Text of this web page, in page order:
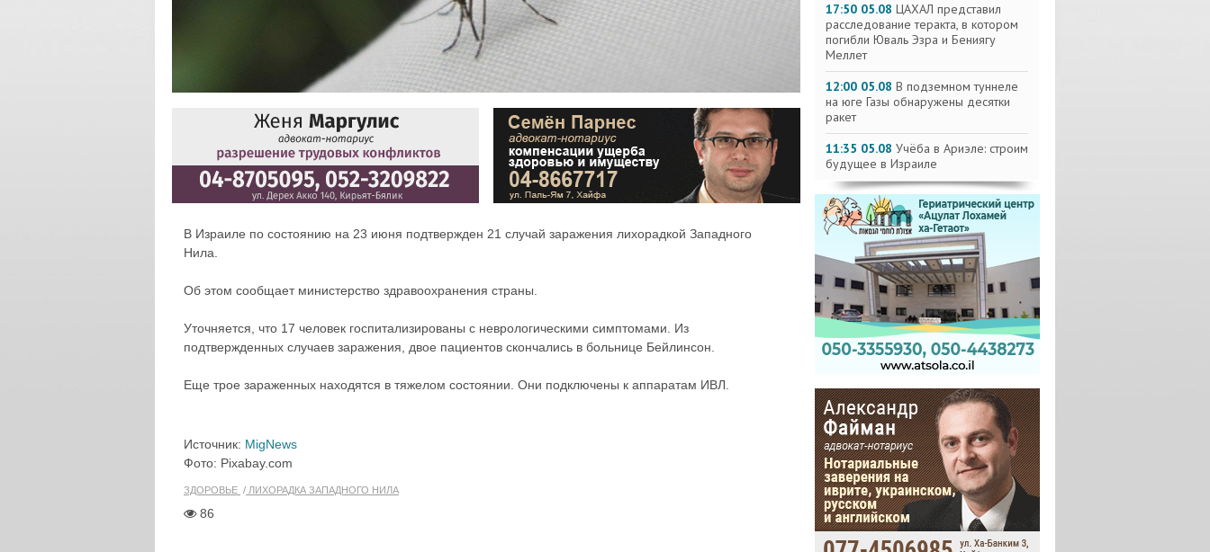
В Израиле по состоянию на 23 июня подтвержден 21 случай заражения лихорадкой Западного
Нила.
Об этом сообщает министерство здравоохранения страны.
Уточняется, что 17 человек госпитализированы с неврологическими симптомами. Из
подтвержденных случаев заражения, двое пациентов скончались в больнице Бейлинсон.
Еще трое зараженных находятся в тяжелом состоянии. Они подключены к аппаратам ИВЛ.
Источник: MigNews
Фото: Pixabay.com
ЗДОРОВЬЕ ЛИХОРАДКА ЗАПАДНОГО НИЛА
86
17:50 05.08 ЦАХАЛ представил
расследование теракта, в котором
погибли Юваль Эзра и Бениягу
Меллет
12:00 05.08 В подземном туннеле
на юге Газы обнаружены десятки
ракет
11:35 05.08 Учёба в Ариэле: строим
будущее в Израиле